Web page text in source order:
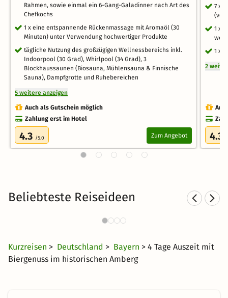
Rahmen, sowie einmal ein 6-Gang-Galadinner nach Art des
Chefkochs
1 x eine entspannende Rückenmassage mit Aromaöl (30
Minuten) unter Verwendung hochwertiger Produkte
tägliche Nutzung des großzügigen Wellnessbereichs inkl.
Indoorpool (30 Grad), Whirlpool (34 Grad), 3
Blockhaussaunen (Biosauna, Mühlensauna & Finnische
Sauna), Dampfgrotte und Ruhebereichen
5 weitere anzeigen
Auch als Gutschein möglich
Zahlung erst im Hotel
4.3 /5.0 Zum Angebot
7 x
1 x
1 x
2
4.3
Beliebteste Reiseideen
Weinhotels in Bayern
743 Angebote
Kurzreisen > Deutschland > Bayern > 4 Tage Auszeit mit
Biergenuss im historischen Amberg